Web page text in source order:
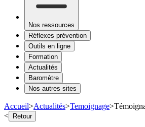
Nos ressources
Réflexes prévention
Outils en ligne
Formation
Actualités
Baromètre
Nos autres sites
Accueil>Actualités>Temoignage>
< Retour